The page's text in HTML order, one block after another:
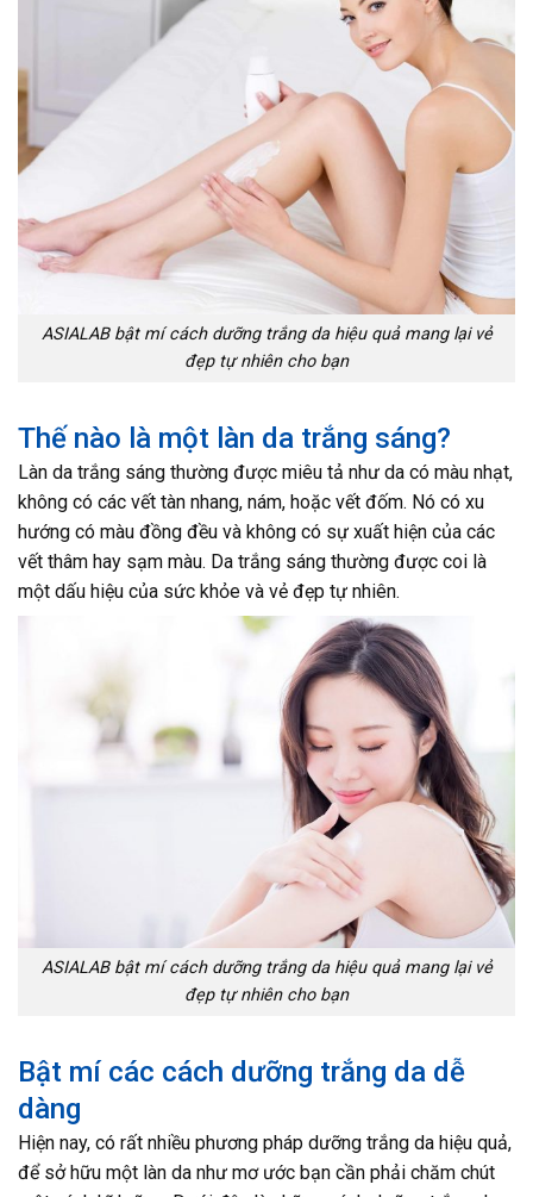
ASIALAB bật mí cách dưỡng trắng da hiệu quả mang lại vẻ
đẹp tự nhiên cho bạn
Thế nào là một làn da trắng sáng?
Làn da trắng sáng thường được miêu tả như da có màu nhạt,
không có các vết tàn nhang, nám, hoặc vết đốm. Nó có xu
hướng có màu đồng đều và không có sự xuất hiện của các
vết thâm hay sạm màu. Da trắng sáng thường được coi là
một dấu hiệu của sức khỏe và vẻ đẹp tự nhiên.
ASIALAB bật mí cách dưỡng trắng da hiệu quả mang lại vẻ
đẹp tự nhiên cho bạn
Bật mí các cách dưỡng trắng da dễ
dàng
Hiện nay, có rất nhiều phương pháp dưỡng trắng da hiệu quả,
để sở hữu một làn da như mơ ước bạn cần phải chăm chút